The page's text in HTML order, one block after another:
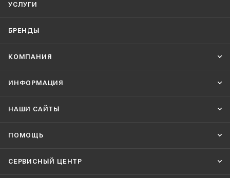
УСЛУГИ
БРЕНДЫ
КОМПАНИЯ
ИНФОРМАЦИЯ
НАШИ CАЙТЫ
ПОМОЩЬ
СЕРВИСНЫЙ ЦЕНТР